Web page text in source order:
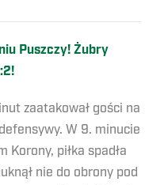
Puszczy! Żubry
zaatakował gości na
W 9. minucie
Korony, piłka spadła
nie do obrony pod